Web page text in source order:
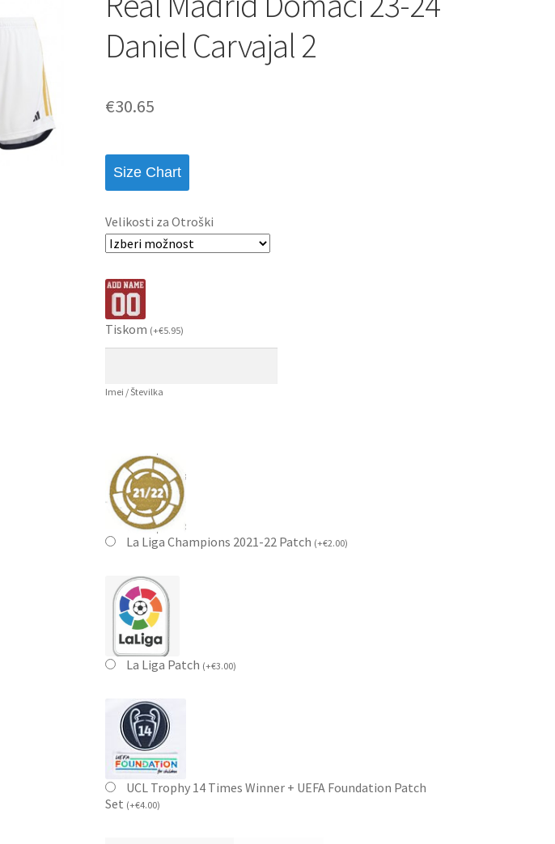
Daniel Carvajal 2
€30.65
Size Chart
Velikosti za Otroški
Tiskom (+€5.95)
Imei / Številka
La Liga Champions 2021-22 Patch (+€2.00)
La Liga Patch (+€3.00)
UCL Trophy 14 Times Winner + UEFA Foundation Patch
Set (+€4.00)